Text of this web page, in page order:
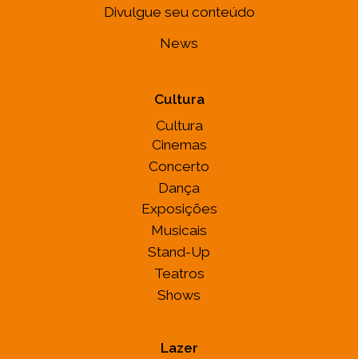
Divulgue seu conteúdo
News
Cultura
Cultura
Cinemas
Concerto
Dança
Exposições
Musicais
Stand-Up
Teatros
Shows
Lazer